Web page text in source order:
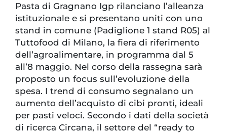
Pasta di Gragnano Igp rilanciano l’alleanza
istituzionale e si presentano uniti con uno
stand in comune (Padiglione 1 stand R05) al
Tuttofood di Milano, la fiera di riferimento
dell’agroalimentare, in programma dal 5
all’8 maggio. Nel corso della rassegna sarà
proposto un focus sull’evoluzione della
spesa. I trend di consumo segnalano un
aumento dell’acquisto di cibi pronti, ideali
per pasti veloci. Secondo i dati della società
di ricerca Circana, il settore del “ready to